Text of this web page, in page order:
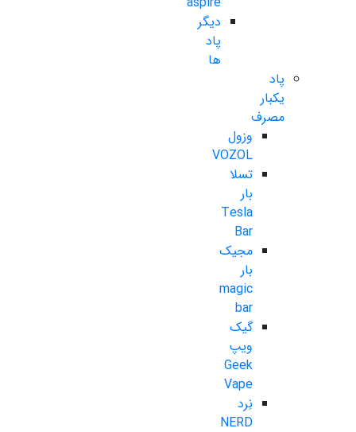
دیگر
پاد
ها
پاد
یکبار
مصرف
وزول
VOZOL
تسلا
بار
Tesla
Bar
مجیک
بار
magic
bar
گیک
ویپ
Geek
Vape
نِرد
NERD